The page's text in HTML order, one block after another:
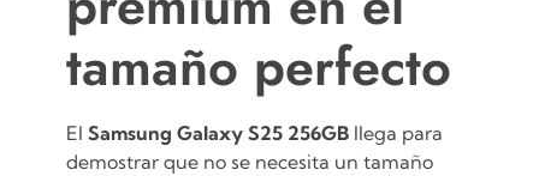
tamaño perfecto
El Samsung Galaxy S25 256GB llega para
demostrar que no se necesita un tamaño